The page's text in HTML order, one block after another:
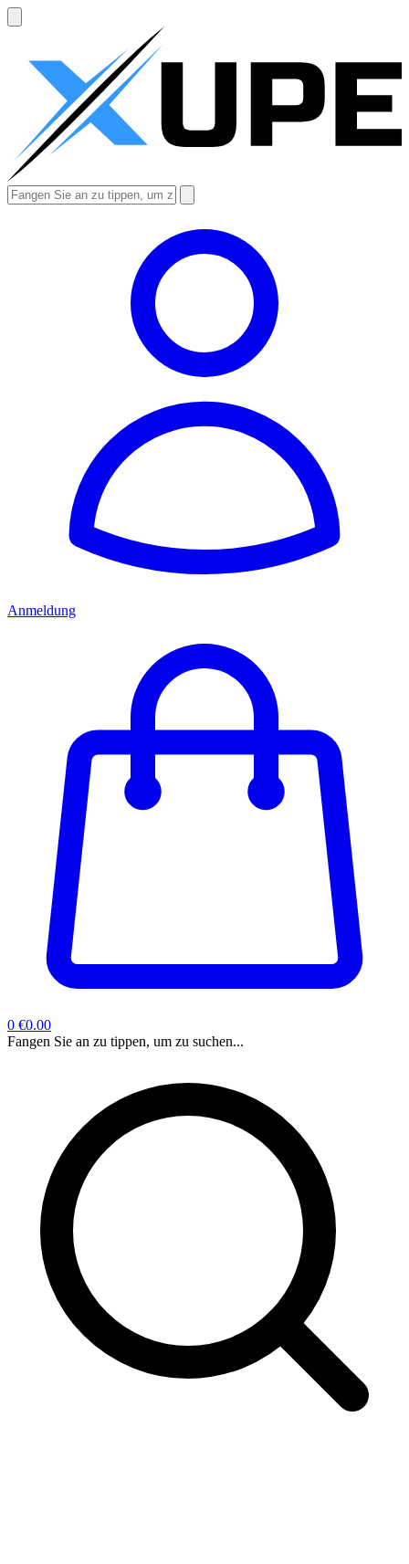
Anmeldung
0 €0.00
Fangen Sie an zu tippen, um zu suchen...